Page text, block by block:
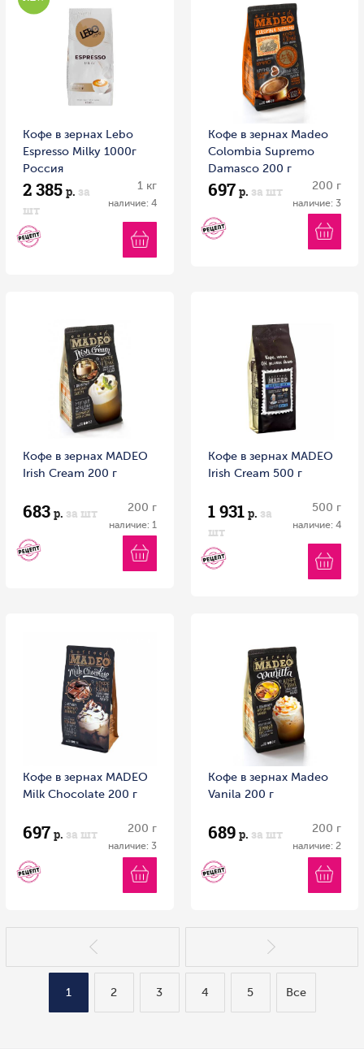
Кофе в зернах Lebo
Espresso Milky 1000г
Россия
2 385 р. за
шт
1 кг
наличие: 4
Кофе в зернах Madeo
Colombia Supremo
Damasco 200 г
697 р. за шт 200 г
наличие: 3
Кофе в зернах MADEO
Irish Cream 200 г
683 р. за шт 200 г
наличие: 1
Кофе в зернах MADEO
Irish Cream 500 г
1 931 р. за
шт
500 г
наличие: 4
Кофе в зернах MADEO
Milk Chocolate 200 г
697 р. за шт 200 г
наличие: 3
Кофе в зернах Madeo
Vanila 200 г
689 р. за шт 200 г
наличие: 2
1 2 3 4 5 Все